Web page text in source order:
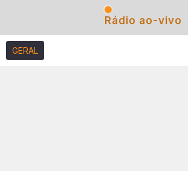
Rádio ao-vivo
GERAL